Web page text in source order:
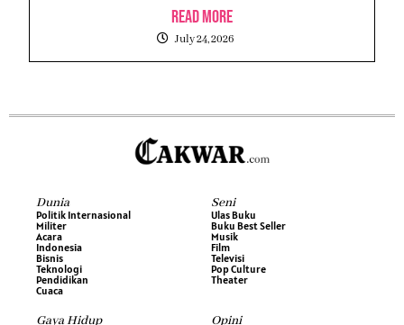
Read More
July 24, 2026
Dunia
Politik Internasional
Militer
Acara
Indonesia
Bisnis
Teknologi
Pendidikan
Cuaca
Seni
Ulas Buku
Buku Best Seller
Musik
Film
Televisi
Pop Culture
Theater
Gaya Hidup Opini